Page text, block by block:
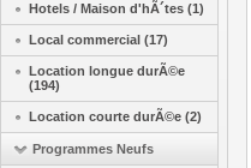
Hotels / Maison d'hÃ´tes (1)
Local commercial (17)
Location longue durÃ©e
(194)
Location courte durÃ©e (2)
Programmes Neufs